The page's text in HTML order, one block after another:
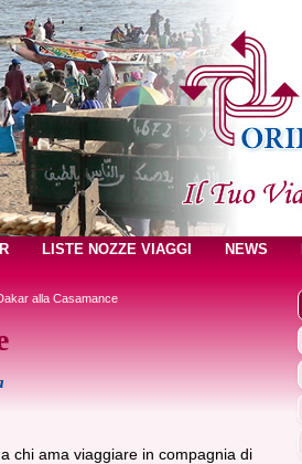
LISTE NOZZE VIAGGI NEWS
alla Casamance
chi ama viaggiare in compagnia di